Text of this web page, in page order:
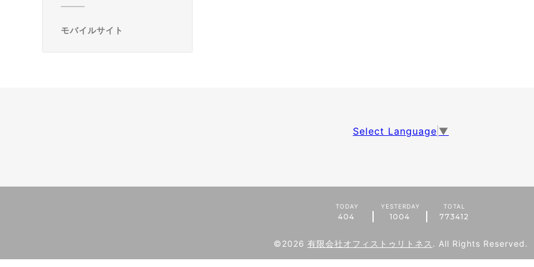
モバイルサイト
Select Language ▼
TODAY
404
YESTERDAY
1004
TOTAL
773412
©2026 有限会社オフィストゥリトネス . All Rights Reserved.